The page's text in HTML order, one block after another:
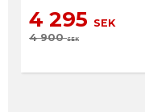
4 295 SEK
4 900SEK